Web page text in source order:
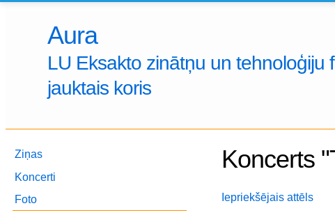
Aura
LU Eksakto zinātņu un tehnoloģiju
jauktais koris
Ziņas
Koncerti
Foto
Koncerts
Iepriekšējais attēls